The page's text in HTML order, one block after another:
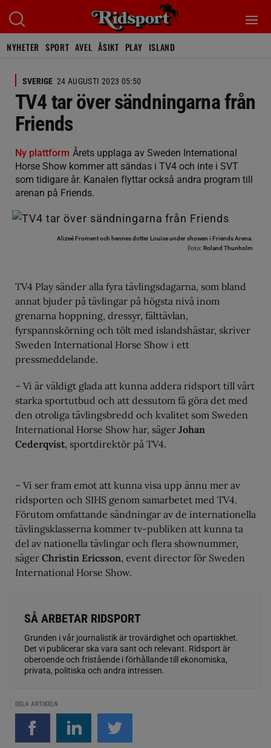
NYHETER SPORT AVEL ÅSIKT PLAY ISLAND
SVERIGE 24 AUGUSTI 2023 05:50
TV4 tar över sändningarna från
Friends
Ny plattform Årets upplaga av Sweden International
Horse Show kommer att sändas i TV4 och inte i SVT
som tidigare år. Kanalen flyttar också andra program till
arenan på Friends.
Alizeé Froment och hennes dotter Louise under showen i Friends Arena.
Foto: Roland Thunholm
TV4 Play sänder alla fyra tävlingsdagarna, som bland
annat bjuder på tävlingar på högsta nivå inom
grenarna hoppning, dressyr, fälttävlan,
fyrspannskörning och tölt med islandshästar, skriver
Sweden International Horse Show i ett
pressmeddelande.
– Vi är väldigt glada att kunna addera ridsport till vårt
starka sportutbud och att dessutom få göra det med
den otroliga tävlingsbredd och kvalitet som Sweden
International Horse Show har, säger Johan
Cederqvist, sportdirektör på TV4.
– Vi ser fram emot att kunna visa upp ännu mer av
ridsporten och SIHS genom samarbetet med TV4.
Förutom omfattande sändningar av de internationella
tävlingsklasserna kommer tv-publiken att kunna ta
del av nationella tävlingar och flera shownummer,
säger Christin Ericsson, event director för Sweden
International Horse Show.
SÅ ARBETAR RIDSPORT
Grunden i vår journalistik är trovärdighet och opartiskhet.
Det vi publicerar ska vara sant och relevant. Ridsport är
oberoende och fristående i förhållande till ekonomiska,
privata, politiska och andra intressen.
DELA ARTIKELN